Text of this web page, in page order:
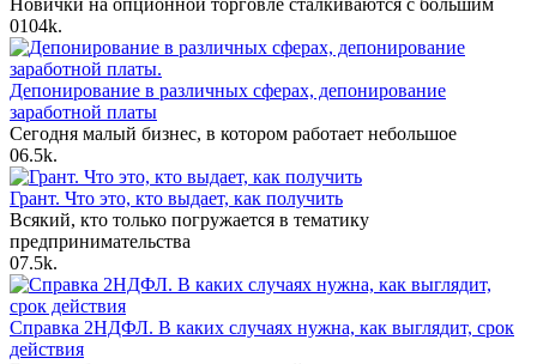
0104k.
Депонирование в различных сферах, депонирование
заработной платы
Сегодня малый бизнес, в котором работает небольшое
06.5k.
Грант. Что это, кто выдает, как получить
Всякий, кто только погружается в тематику
предпринимательства
07.5k.
Справка 2НДФЛ. В каких случаях нужна, как выглядит, срок
действия